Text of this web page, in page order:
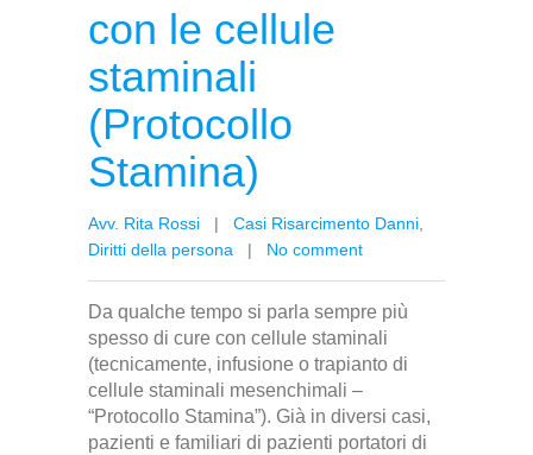
con le cellule
staminali
(Protocollo
Stamina)
Avv. Rita Rossi | Casi Risarcimento Danni,
Diritti della persona | No comment
Da qualche tempo si parla sempre più
spesso di cure con cellule staminali
(tecnicamente, infusione o trapianto di
cellule staminali mesenchimali –
“Protocollo Stamina”). Già in diversi casi,
pazienti e familiari di pazienti portatori di